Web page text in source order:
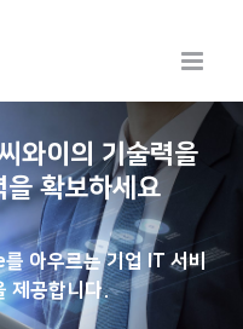
드 시대
운영까지의
함께하세요